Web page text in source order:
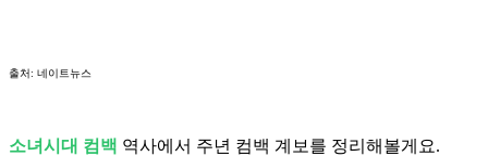
출처: 네이트뉴스
소녀시대 컴백 역사에서 주년 컴백 계보를 정리해볼게요.